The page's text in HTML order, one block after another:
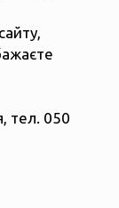
тел. 050